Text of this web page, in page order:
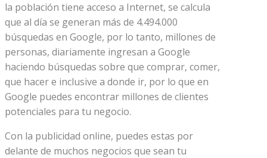
la población tiene acceso a Internet, se calcula
que al día se generan más de 4.494.000
búsquedas en Google, por lo tanto, millones de
personas, diariamente ingresan a Google
haciendo búsquedas sobre que comprar, comer,
que hacer e inclusive a donde ir, por lo que en
Google puedes encontrar millones de clientes
potenciales para tu negocio.
Con la publicidad online, puedes estas por
delante de muchos negocios que sean tu